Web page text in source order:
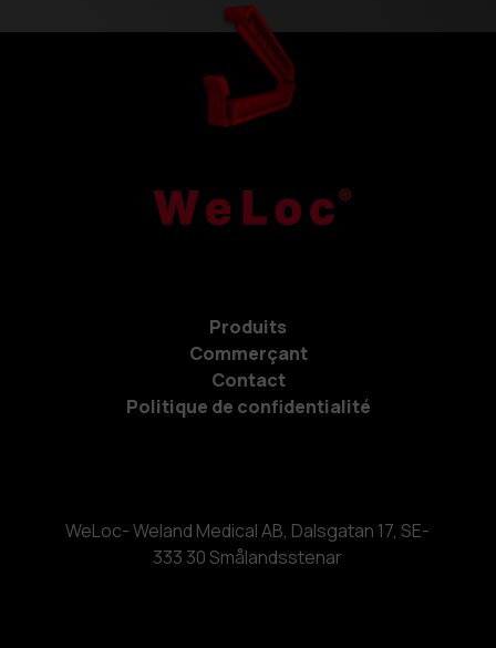
Produits
Commerçant
Contact
Politique de confidentialité
WeLoc- Weland Medical AB, Dalsgatan 17, SE-
333 30 Smålandsstenar